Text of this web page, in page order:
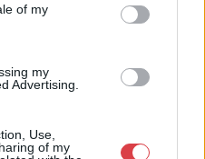
of my
my
Advertising.
Use,
of my
of the Viola. Foreword
Michigan, USA, 1980.
Author – Printed by
kiadás. Dedikált: „For
Riley, Maurice W[inton]: The
Primrose. (Dedikált.) (Ann
Kikiáltási ár: 24 000
Ft